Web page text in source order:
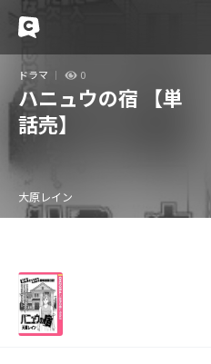
ドラマ 0
ハニュウの宿 【単
話売】
大原レイン